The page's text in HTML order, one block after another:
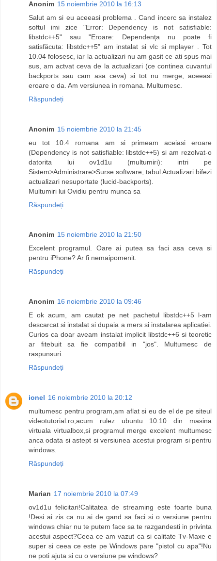
Anonim 15 noiembrie 2010 la 16:13
Salut am si eu aceeasi problema . Cand incerc sa instalez
softul imi zice "Error: Dependency is not satisfiable:
libstdc++5" sau "Eroare: Dependenţa nu poate fi
satisfăcuta: libstdc++5" am instalat si vlc si mplayer . Tot
10.04 folosesc, iar la actualizari nu am gasit ce ati spus mai
sus, am actvat ceva de la actualizari (ce continea cuvantul
backports sau cam asa ceva) si tot nu merge, aceeasi
eroare o da. Am versiunea in romana. Multumesc.
Răspundeți
Anonim 15 noiembrie 2010 la 21:45
eu tot 10.4 romana am si primeam aceiasi eroare
(Dependency is not satisfiable: libstdc++5) si am rezolvat-o
datorita lui ov1d1u (multumiri): intri pe
Sistem>Administrare>Surse software, tabul Actualizari bifezi
actualizari nesuportate (lucid-backports).
Multumiri lui Ovidiu pentru munca sa
Răspundeți
Anonim 15 noiembrie 2010 la 21:50
Excelent programul. Oare ai putea sa faci asa ceva si
pentru iPhone? Ar fi nemaipomenit.
Răspundeți
Anonim 16 noiembrie 2010 la 09:46
E ok acum, am cautat pe net pachetul libstdc++5 l-am
descarcat si instalat si dupaia a mers si instalarea aplicatiei.
Curios ca doar aveam instalat implicit libstdc++6 si teoretic
ar fitebuit sa fie compatibil in "jos". Multumesc de
raspunsuri.
Răspundeți
ionel 16 noiembrie 2010 la 20:12
multumesc pentru program,am aflat si eu de el de pe siteul
videotutorial.ro,acum rulez ubuntu 10.10 din masina
virtuala virtualbox,si programul merge excelent multumesc
anca odata si astept si versiunea acestui program si pentru
windows.
Răspundeți
Marian 17 noiembrie 2010 la 07:49
ov1d1u felicitari!Calitatea de streaming este foarte buna
!Desi ai zis ca nu ai de gand sa faci si o versiune pentru
windows chiar nu te putem face sa te razgandesti in privinta
acestui aspect?Ceea ce am vazut ca si calitate Tv-Maxe e
super si ceea ce este pe Windows pare "pistol cu apa"!Nu
ne poti ajuta si cu o versiune pe windows?